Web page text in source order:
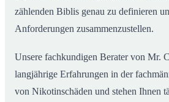
zählenden Biblis genau zu definieren
Anforderungen zusammenzustellen.
Unsere fachkundigen Berater von Mr.
langjährige Erfahrungen in der
von Nikotinschäden und stehen Ihnen